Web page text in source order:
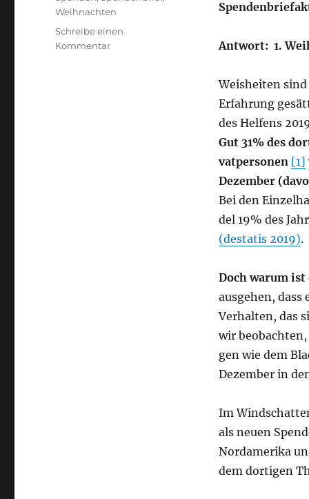
Ant­wort: 1.
Weis­hei­ten
Erfah­rung
des Hel­fens
Gut 31% des
vat­per­so­nen [1]
Dezem­ber
Bei den
del 19% des
(desta­tis 2019).
Doch war­um ist
aus­ge­hen,
Ver­hal­ten, das
wir
gen wie dem
Dezem­ber in
Im
als neu­en
Nord­ame­ri­ka
dem dor­ti­gen
Weihnachten
Schreibe einen
Kommentarzu